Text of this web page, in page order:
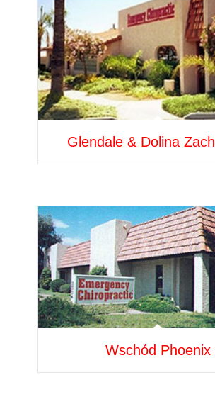
Glendale & Dolina
Wschód Phoenix